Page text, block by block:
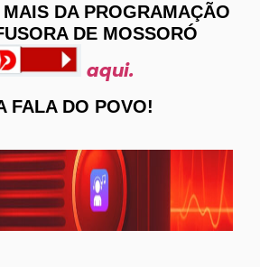
DA PROGRAMAÇÃO
DE MOSSORÓ
aqui.
FALA DO POVO!